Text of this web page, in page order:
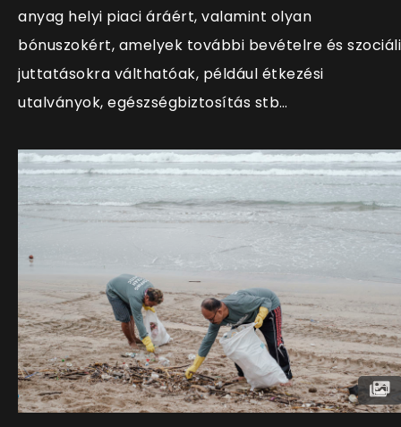
anyag helyi piaci áráért, valamint olyan
bónuszokért, amelyek további bevételre és
juttatásokra válthatóak, például étkezési
utalványok, egészségbiztosítás stb…